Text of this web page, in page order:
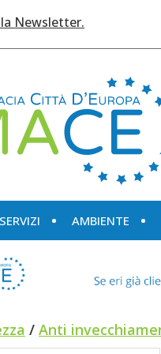
Newsletter.
SERVIZI AMBIENTE
/ Anti